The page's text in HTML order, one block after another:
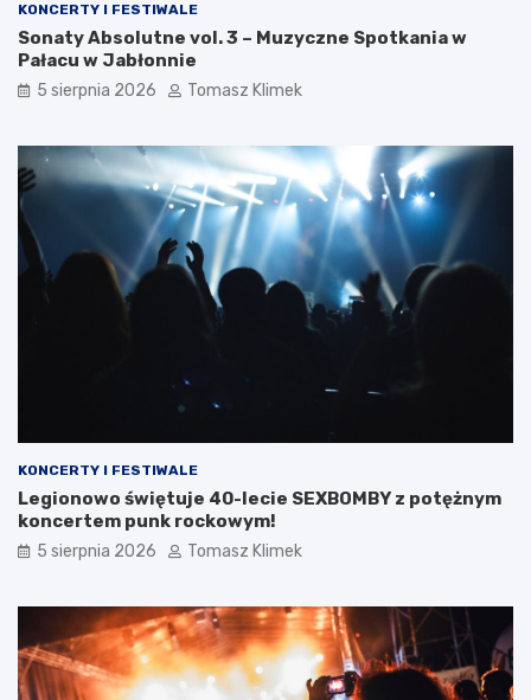
KONCERTY I FESTIWALE
Sonaty Absolutne vol. 3 – Muzyczne Spotkania w
Pałacu w Jabłonnie
5 sierpnia 2026 Tomasz Klimek
KONCERTY I FESTIWALE
Legionowo świętuje 40-lecie SEXBOMBY z potężnym
koncertem punk rockowym!
5 sierpnia 2026 Tomasz Klimek